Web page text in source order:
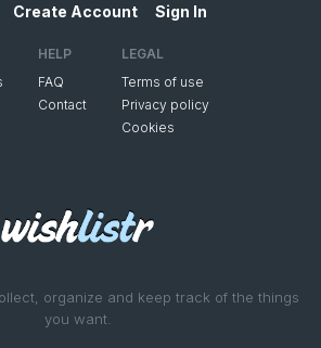
organize and keep track of the things
you want.
Create Account Sign In
HELP
FAQ
Contact
LEGAL
Terms of use
Privacy policy
Cookies